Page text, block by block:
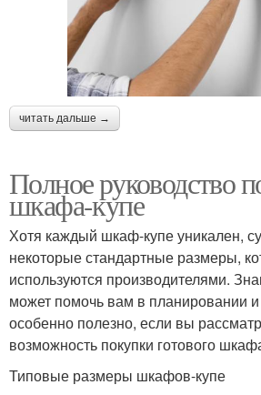
читать дальше →
Полное руководство
шкафа-купе
Хотя каждый шкаф-купе уникален,
некоторые стандартные размеры,
используются производителями.
может помочь вам в планировании
особенно полезно, если вы
возможность покупки готового
Типовые размеры шкафов-купе